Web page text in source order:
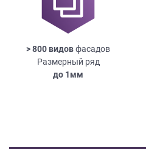
> 800 видовфасадов
Размерный ряд
до 1мм